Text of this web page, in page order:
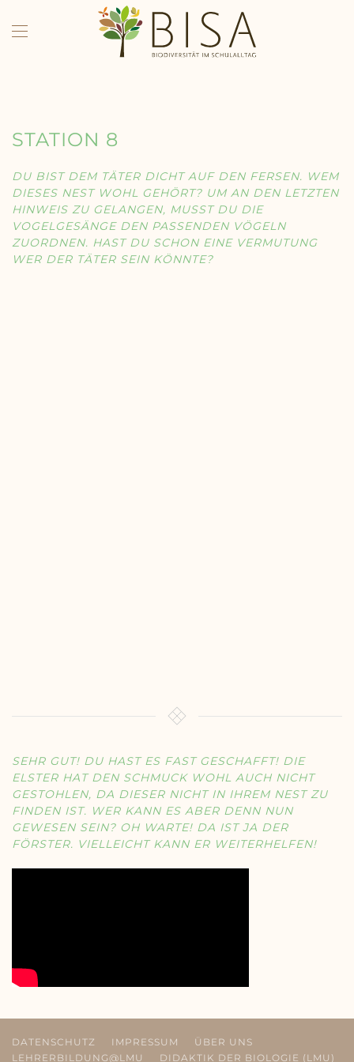
Skip to main content
STATION 8
DU BIST DEM TÄTER DICHT AUF DEN FERSEN. WEM
DIESES NEST WOHL GEHÖRT? UM AN DEN LETZTEN
HINWEIS ZU GELANGEN, MUSST DU DIE
VOGELGESÄNGE DEN PASSENDEN VÖGELN
ZUORDNEN. HAST DU SCHON EINE VERMUTUNG
WER DER TÄTER SEIN KÖNNTE?
SEHR GUT! DU HAST ES FAST GESCHAFFT! DIE
ELSTER HAT DEN SCHMUCK WOHL AUCH NICHT
GESTOHLEN, DA DIESER NICHT IN IHREM NEST ZU
FINDEN IST. WER KANN ES ABER DENN NUN
GEWESEN SEIN? OH WARTE! DA IST JA DER
FÖRSTER. VIELLEICHT KANN ER WEITERHELFEN!
DATENSCHUTZ IMPRESSUM
ÜBER UNS
LEHRERBILDUNG@LMU
DIDAKTIK DER BIOLOGIE (LMU)